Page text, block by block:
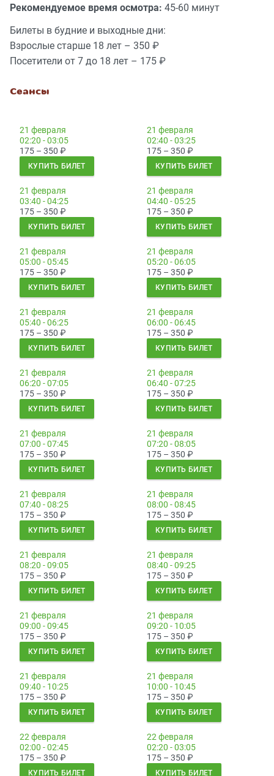
Рекомендуемое время осмотра: 45-60 минут
Билеты в будние и выходные дни:
Взрослые старше 18 лет – 350 ₽
Посетители от 7 до 18 лет – 175 ₽
Сеансы
21 февраля
02:20 - 03:05
175 – 350 ₽
КУПИТЬ БИЛЕТ
21 февраля
02:40 - 03:25
175 – 350 ₽
КУПИТЬ БИЛЕТ
21 февраля
03:40 - 04:25
175 – 350 ₽
КУПИТЬ БИЛЕТ
21 февраля
04:40 - 05:25
175 – 350 ₽
КУПИТЬ БИЛЕТ
21 февраля
05:00 - 05:45
175 – 350 ₽
КУПИТЬ БИЛЕТ
21 февраля
05:20 - 06:05
175 – 350 ₽
КУПИТЬ БИЛЕТ
21 февраля
05:40 - 06:25
175 – 350 ₽
КУПИТЬ БИЛЕТ
21 февраля
06:00 - 06:45
175 – 350 ₽
КУПИТЬ БИЛЕТ
21 февраля
06:20 - 07:05
175 – 350 ₽
КУПИТЬ БИЛЕТ
21 февраля
06:40 - 07:25
175 – 350 ₽
КУПИТЬ БИЛЕТ
21 февраля
07:00 - 07:45
175 – 350 ₽
КУПИТЬ БИЛЕТ
21 февраля
07:20 - 08:05
175 – 350 ₽
КУПИТЬ БИЛЕТ
21 февраля
07:40 - 08:25
175 – 350 ₽
КУПИТЬ БИЛЕТ
21 февраля
08:00 - 08:45
175 – 350 ₽
КУПИТЬ БИЛЕТ
21 февраля
08:20 - 09:05
175 – 350 ₽
КУПИТЬ БИЛЕТ
21 февраля
08:40 - 09:25
175 – 350 ₽
КУПИТЬ БИЛЕТ
21 февраля
09:00 - 09:45
175 – 350 ₽
КУПИТЬ БИЛЕТ
21 февраля
09:20 - 10:05
175 – 350 ₽
КУПИТЬ БИЛЕТ
21 февраля
09:40 - 10:25
175 – 350 ₽
КУПИТЬ БИЛЕТ
21 февраля
10:00 - 10:45
175 – 350 ₽
КУПИТЬ БИЛЕТ
22 февраля
02:00 - 02:45
175 – 350 ₽
КУПИТЬ БИЛЕТ
22 февраля
02:20 - 03:05
175 – 350 ₽
КУПИТЬ БИЛЕТ